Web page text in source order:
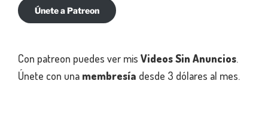
Únete a Patreon
Con patreon puedes ver mis Videos Sin Anuncios.
Únete con una membresía desde 3 dólares al mes.